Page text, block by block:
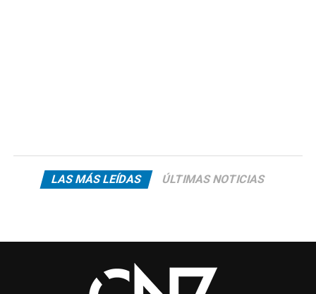
LAS MÁS LEÍDAS ÚLTIMAS NOTICIAS